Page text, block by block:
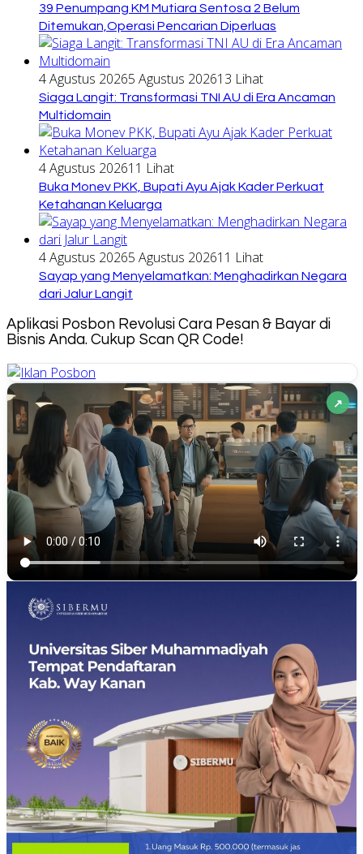
39 Penumpang KM Mutiara Sentosa 2 Belum
Ditemukan,Operasi Pencarian Diperluas
4 Agustus 20265 Agustus 202613 Lihat
Siaga Langit: Transformasi TNI AU di Era Ancaman
Multidomain
4 Agustus 202611 Lihat
Buka Monev PKK, Bupati Ayu Ajak Kader Perkuat
Ketahanan Keluarga
4 Agustus 20265 Agustus 202611 Lihat
Sayap yang Menyelamatkan: Menghadirkan Negara
dari Jalur Langit
Aplikasi Posbon Revolusi Cara Pesan & Bayar di
Bisnis Anda. Cukup Scan QR Code!
↗